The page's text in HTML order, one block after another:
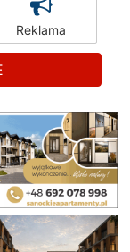
Reklama